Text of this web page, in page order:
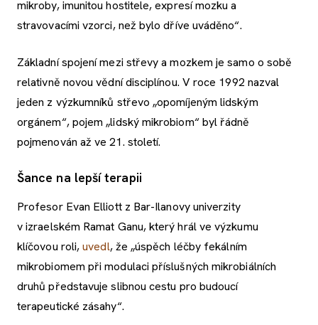
mikroby, imunitou hostitele, expresí mozku a
stravovacími vzorci, než bylo dříve uváděno“.
Základní spojení mezi střevy a mozkem je samo o sobě
relativně novou vědní disciplínou. V roce 1992 nazval
jeden z výzkumníků střevo „opomíjeným lidským
orgánem“, pojem „lidský mikrobiom“ byl řádně
pojmenován až ve 21. století.
Šance na lepší terapii
Profesor Evan Elliott z Bar-Ilanovy univerzity
v izraelském Ramat Ganu, který hrál ve výzkumu
klíčovou roli,uvedl, že „úspěch léčby fekálním
mikrobiomem při modulaci příslušných mikrobiálních
druhů představuje slibnou cestu pro budoucí
terapeutické zásahy“.